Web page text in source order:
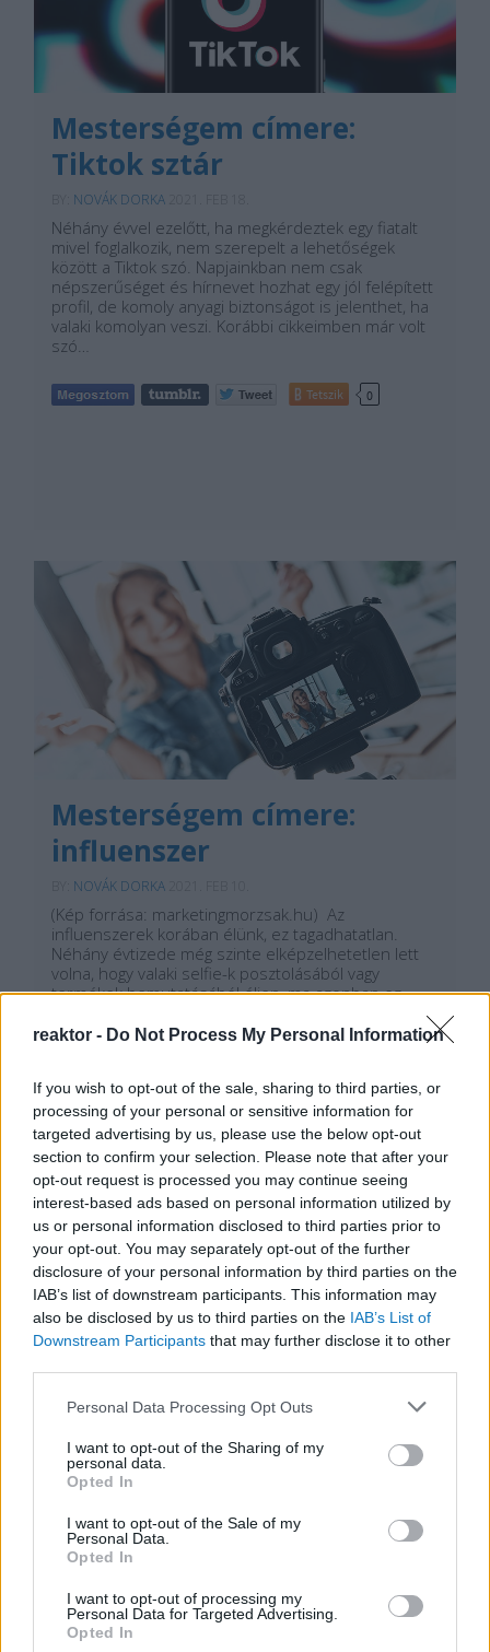
reaktor - Do Not Process My Personal Information
If you wish to opt-out of the sale, sharing to third parties, or
processing of your personal or sensitive information for
targeted advertising by us, please use the below opt-out
section to confirm your selection. Please note that after your
opt-out request is processed you may continue seeing
interest-based ads based on personal information utilized by
us or personal information disclosed to third parties prior to
your opt-out. You may separately opt-out of the further
disclosure of your personal information by third parties on the
IAB’s list of downstream participants. This information may
also be disclosed by us to third parties on the IAB’s List of
Downstream Participants that may further disclose it to other
Please note that this website/app uses one or more Google
not limited to your visit or usage behaviour. You may click to
grant or deny consent to Google and its third-party tags to
use your data for below specified purposes in below Google
consent section.
Personal Data Processing Opt Outs
I want to opt-out of the Sharing of my
personal data.
Opted In
I want to opt-out of the Sale of my
Personal Data.
Opted In
I want to opt-out of processing my
Personal Data for Targeted Advertising.
Opted In
Mesterségem címere:
Tiktok sztár
NOVÁK DORKA
Néhány évvel ezelőtt, ha megkérdeztek egy fiatalt
mivel foglalkozik, nem szerepelt a lehetőségek
között a Tiktok szó. Napjainkban nem csak
népszerűséget és hírnevet hozhat egy jól felépített
profil, de komoly anyagi biztonságot is jelenthet, ha
valaki komolyan veszi. Korábbi cikkeimben már volt
szó…
Tetszik 0
Mesterségem címere:
influenszer
NOVÁK DORKA
(Kép forrása: marketingmorzsak.hu) Az
influenszerek korában élünk, ez tagadhatatlan.
Néhány évtizede még szinte elképzelhetetlen lett
volna, hogy valaki selfie-k posztolásából vagy
termékek bemutatásából éljen, ma azonban ez
oldalak berobbanásával egyre…
Tetszik 0
A politikusok az új
influencerek?
Napjainkban az influencer szóval szinte mindenhol
találkozhatunk. Instagram modellek, hírességek,
termékpromóciós posztok juthatnak eszünkbe róla,